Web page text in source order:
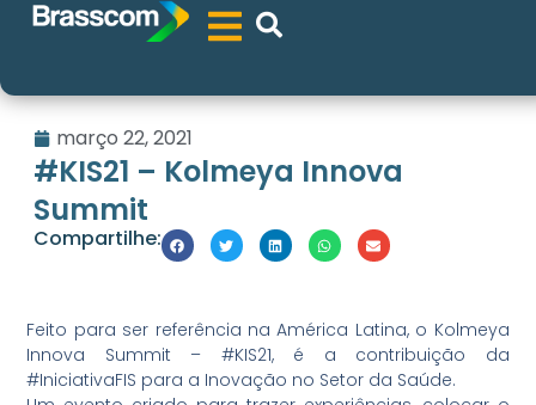
março 22, 2021
#KIS21 – Kolmeya Innova
Summit
Compartilhe:
Feito para ser referência na América Latina, o Kolmeya
Innova Summit – #KIS21, é a contribuição da
#IniciativaFIS para a Inovação no Setor da Saúde.